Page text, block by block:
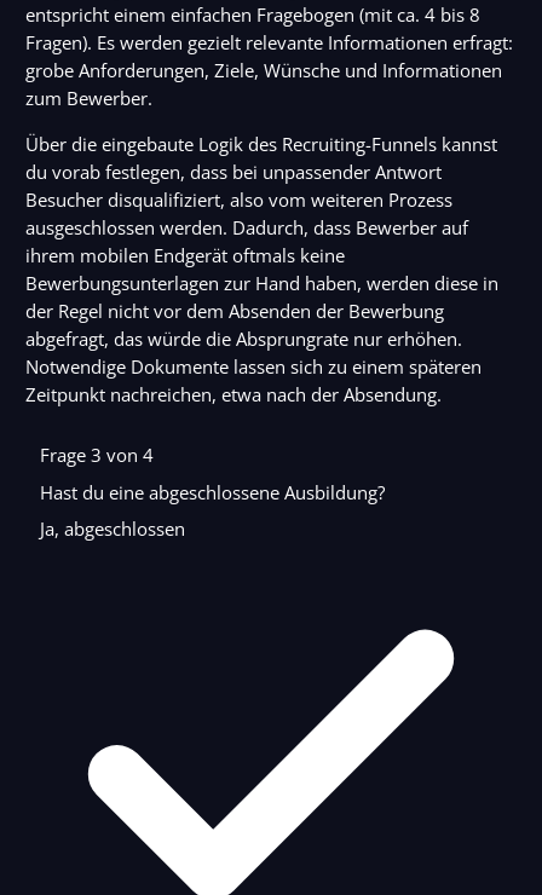
entspricht einem einfachen Fragebogen (mit ca. 4 bis 8
Fragen). Es werden gezielt relevante Informationen erfragt:
grobe Anforderungen, Ziele, Wünsche und Informationen
zum Bewerber.
Über die eingebaute Logik des Recruiting-Funnels kannst
du vorab festlegen, dass bei unpassender Antwort
Besucher disqualifiziert, also vom weiteren Prozess
ausgeschlossen werden. Dadurch, dass Bewerber auf
ihrem mobilen Endgerät oftmals keine
Bewerbungsunterlagen zur Hand haben, werden diese in
der Regel nicht vor dem Absenden der Bewerbung
abgefragt, das würde die Absprungrate nur erhöhen.
Notwendige Dokumente lassen sich zu einem späteren
Zeitpunkt nachreichen, etwa nach der Absendung.
Frage 3 von 4
Hast du eine abgeschlossene Ausbildung?
Ja, abgeschlossen